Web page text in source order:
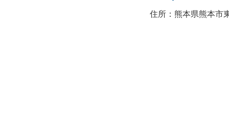
住所：熊本県熊本市